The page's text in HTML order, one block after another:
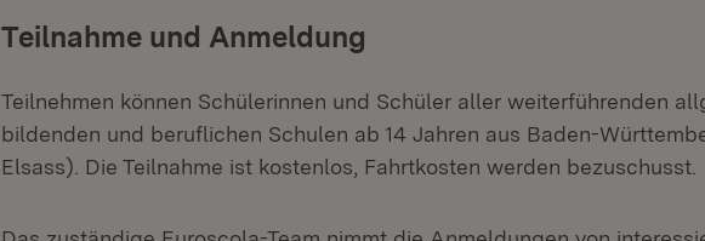
Teilnahme und Anmeldung
Teilnehmen können Schülerinnen und Schüler aller weiterführenden
bildenden und beruflichen Schulen ab 14 Jahren aus Baden-
Elsass). Die Teilnahme ist kostenlos, Fahrtkosten werden bezuschusst.